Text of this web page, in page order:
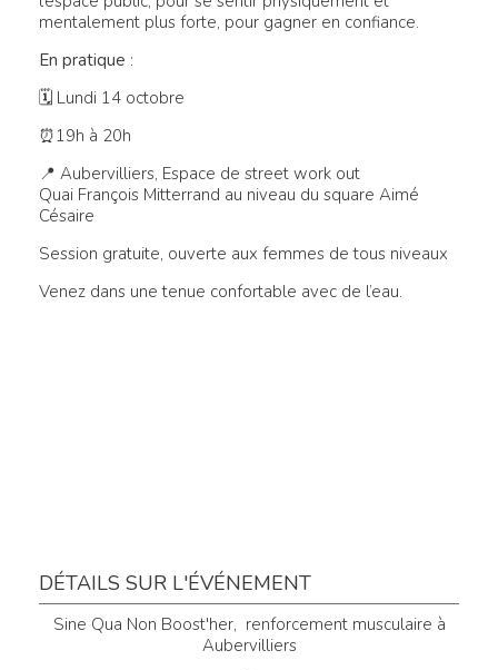
mentalement plus forte, pour gagner en confiance.
En pratique :
🗓 Lundi 14 octobre
⏰19h à 20h
📍 Aubervilliers, Espace de street work out
Quai François Mitterrand au niveau du square Aimé
Césaire
Session gratuite, ouverte aux femmes de tous niveaux
Venez dans une tenue confortable avec de l’eau.
DÉTAILS SUR L'ÉVÉNEMENT
Sine Qua Non Boost'her, renforcement musculaire à
Aubervilliers